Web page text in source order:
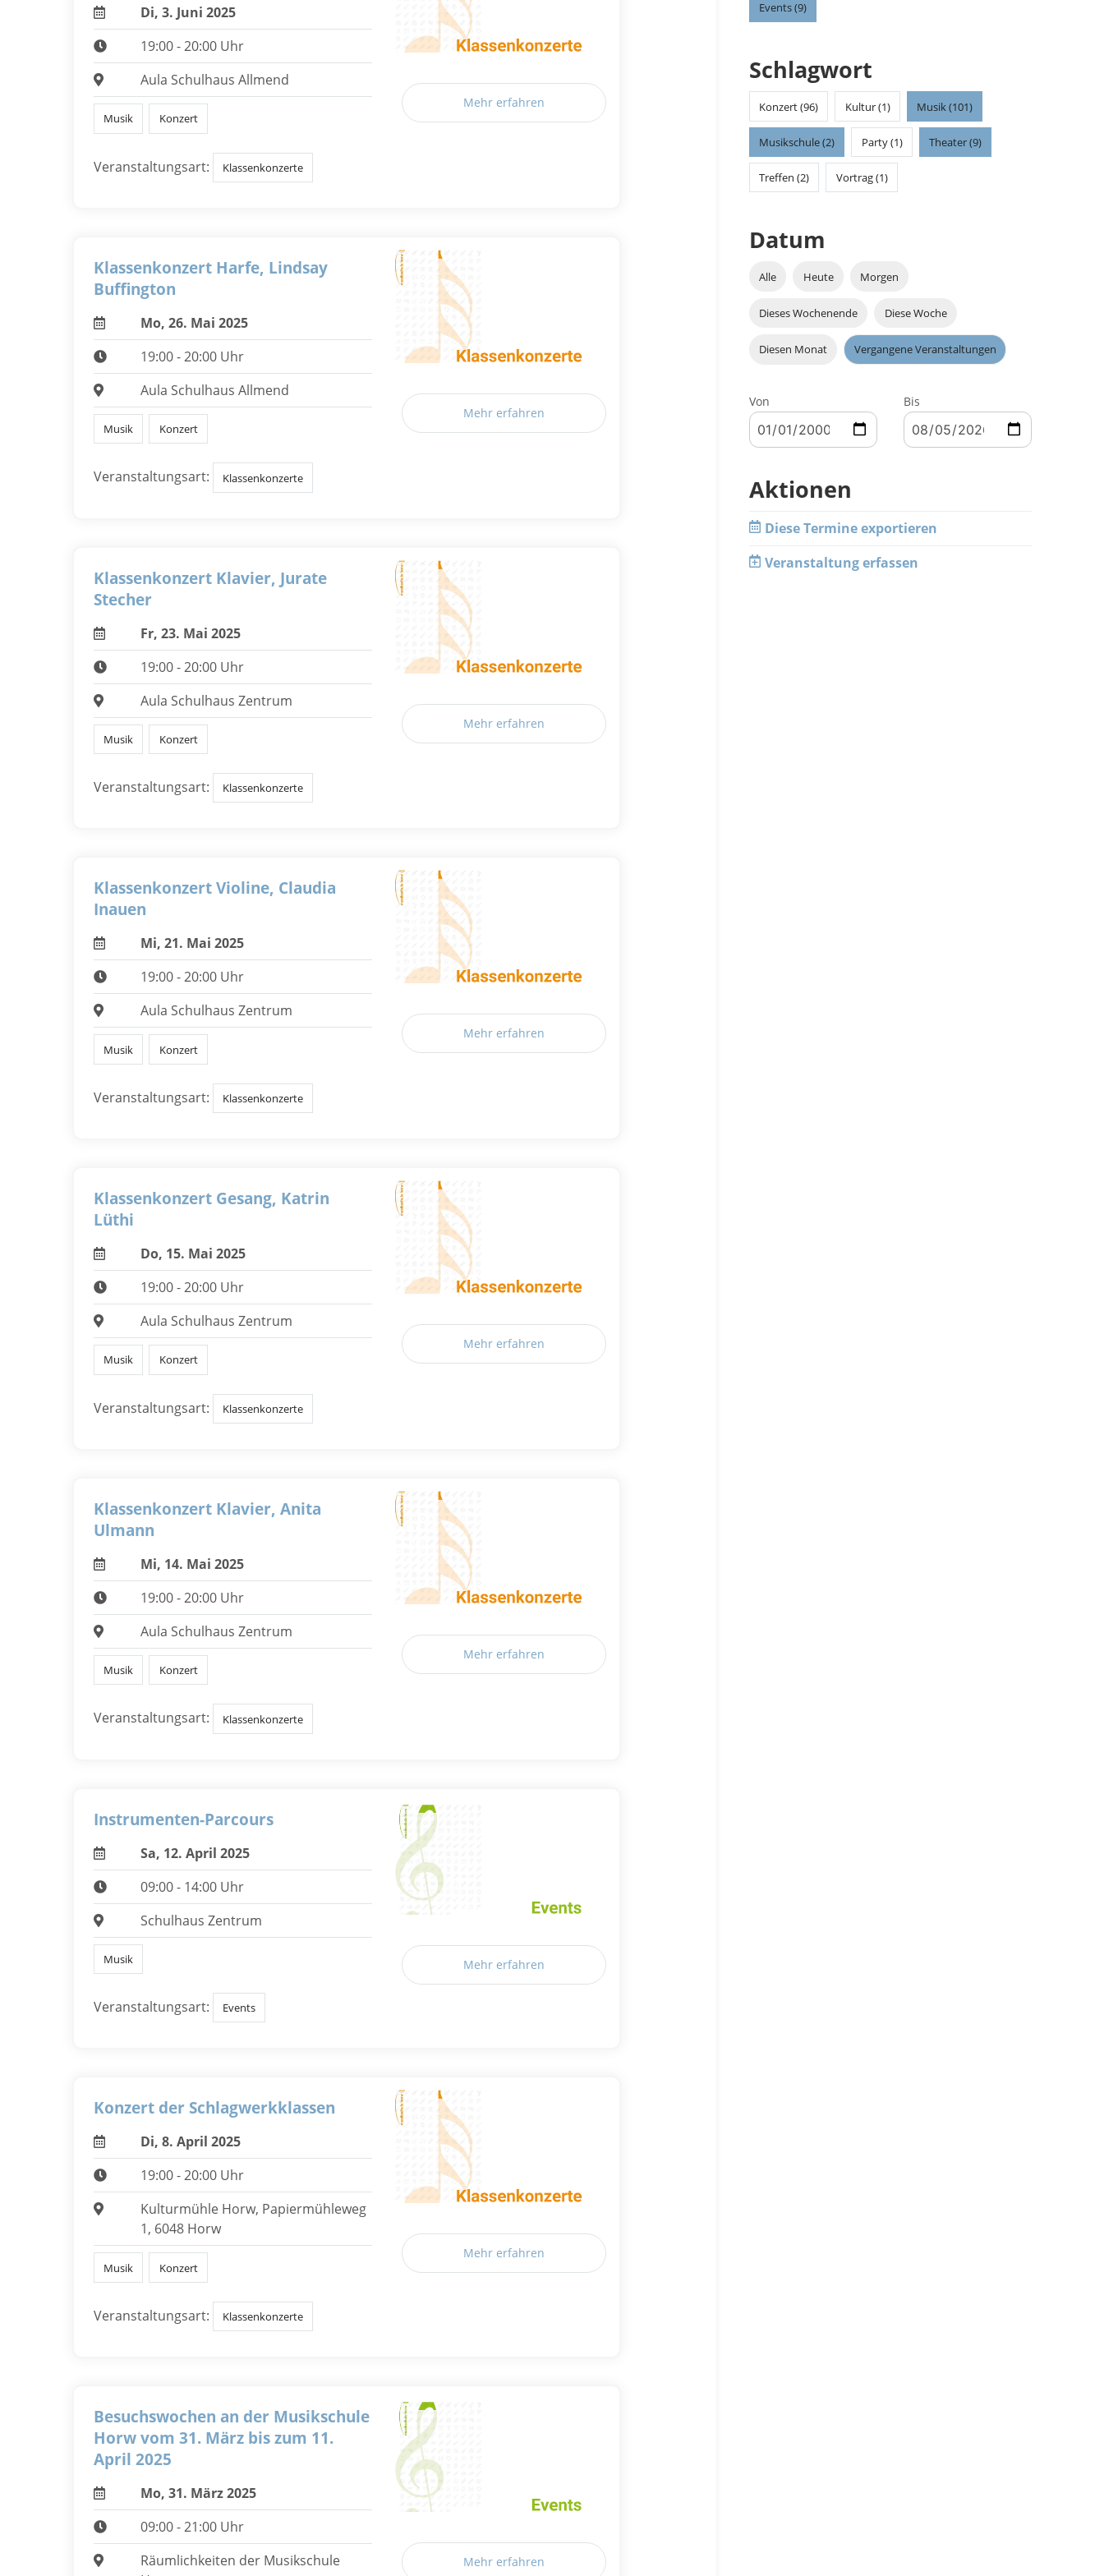
Di, 3. Juni 2025
19:00 - 20:00 Uhr
Aula Schulhaus Allmend
Musik Konzert
Veranstaltungsart: Klassenkonzerte
Mehr erfahren
Klassenkonzert Harfe, Lindsay
Buffington
Mo, 26. Mai 2025
19:00 - 20:00 Uhr
Aula Schulhaus Allmend
Musik Konzert
Veranstaltungsart: Klassenkonzerte
Mehr erfahren
Klassenkonzert Klavier, Jurate
Stecher
Fr, 23. Mai 2025
19:00 - 20:00 Uhr
Aula Schulhaus Zentrum
Musik Konzert
Veranstaltungsart: Klassenkonzerte
Mehr erfahren
Klassenkonzert Violine, Claudia
Inauen
Mi, 21. Mai 2025
19:00 - 20:00 Uhr
Aula Schulhaus Zentrum
Musik Konzert
Veranstaltungsart: Klassenkonzerte
Mehr erfahren
Klassenkonzert Gesang, Katrin
Lüthi
Do, 15. Mai 2025
19:00 - 20:00 Uhr
Aula Schulhaus Zentrum
Musik Konzert
Veranstaltungsart: Klassenkonzerte
Mehr erfahren
Klassenkonzert Klavier, Anita
Ulmann
Mi, 14. Mai 2025
19:00 - 20:00 Uhr
Aula Schulhaus Zentrum
Musik Konzert
Veranstaltungsart: Klassenkonzerte
Mehr erfahren
Instrumenten-Parcours
Sa, 12. April 2025
09:00 - 14:00 Uhr
Schulhaus Zentrum
Musik
Veranstaltungsart: Events
Mehr erfahren
Konzert der Schlagwerkklassen
Di, 8. April 2025
19:00 - 20:00 Uhr
Kulturmühle Horw, Papiermühleweg
1, 6048 Horw
Musik Konzert
Veranstaltungsart: Klassenkonzerte
Mehr erfahren
Besuchswochen an der Musikschule
Horw vom 31. März bis zum 11.
April 2025
Mo, 31. März 2025
09:00 - 21:00 Uhr
Räumlichkeiten der Musikschule
Mehr erfahren
Events (9)
Schlagwort
Konzert (96) Kultur (1) Musik (101)
Musikschule (2) Party (1) Theater (9)
Treffen (2) Vortrag (1)
Datum
Alle Heute Morgen
Dieses Wochenende Diese Woche
Diesen Monat Vergangene Veranstaltungen
Von Bis
Aktionen
Diese Termine exportieren
Veranstaltung erfassen